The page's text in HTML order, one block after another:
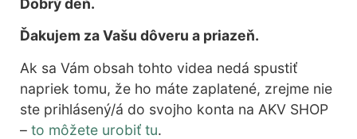
Dobrý deň.
Ďakujem za Vašu dôveru a priazeň.
Ak sa Vám obsah tohto videa nedá spustiť
napriek tomu, že ho máte zaplatené, zrejme nie
ste prihlásený/á do svojho konta na AKV SHOP
– to môžete urobiť tu.